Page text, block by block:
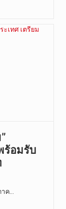
ร้อมรับ
ค…